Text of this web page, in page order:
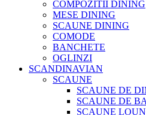
COMPOZITII DINING
MESE DINING
SCAUNE DINING
COMODE
BANCHETE
OGLINZI
SCANDINAVIAN
SCAUNE
SCAUNE DE
SCAUNE DE
SCAUNE